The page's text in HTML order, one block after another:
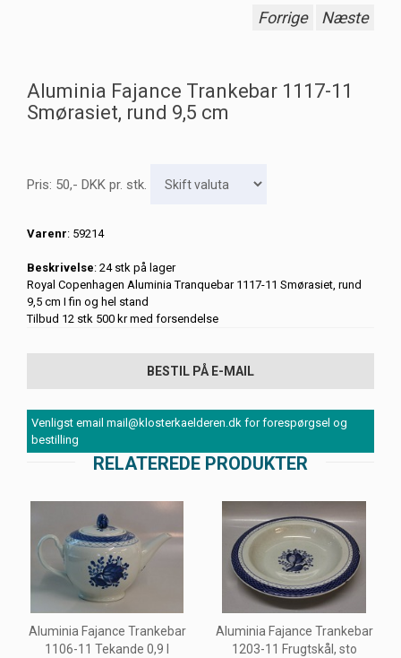
Forrige Næste
Aluminia Fajance Trankebar 1117-11
Smørasiet, rund 9,5 cm
Pris: 50,- DKK pr. stk.
Varenr: 59214
Beskrivelse: 24 stk på lager
Royal Copenhagen Aluminia Tranquebar 1117-11 Smørasiet, rund
9,5 cm I fin og hel stand
Tilbud 12 stk 500 kr med forsendelse
BESTIL PÅ E-MAIL
Venligst email mail@klosterkaelderen.dk for forespørgsel og
bestilling
RELATEREDE PRODUKTER
Aluminia Fajance Trankebar
1106-11 Tekande 0,9 l
Aluminia Fajance Trankebar
1203-11 Frugtskål, sto